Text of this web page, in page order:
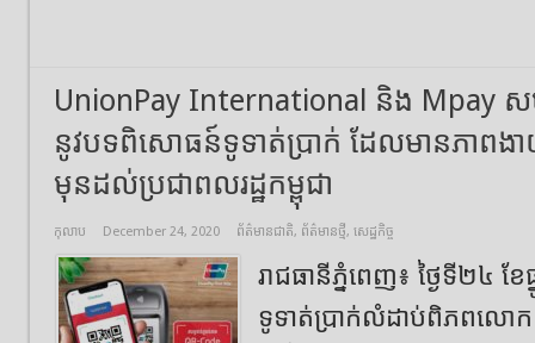
UnionPay International និង Mpay សហក
នូវបទពិសោធន៍ទូទាត់ប្រាក់ ដែលមានភាពង
មុនដល់ប្រជាពលរដ្ឋកម្ពុជា
កុលាប December 24, 2020 ព័ត៌មានជាតិ, ព័ត៌មានថ្មី, សេដ្ឋកិច្ច
រាជធានីភ្នំពេញ៖ ថ្ងៃទី២៤ ខ
ទូទាត់ប្រាក់លំដាប់ពិភពលោ